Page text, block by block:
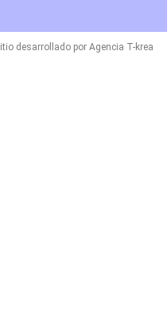
desarrollado por Agencia T-krea